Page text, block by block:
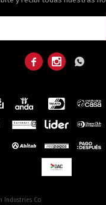
  
Industries Co